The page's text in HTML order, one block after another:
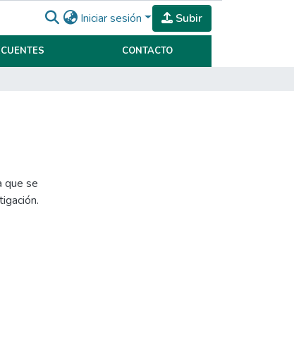
Iniciar sesión Subir
CONTACTO
que se